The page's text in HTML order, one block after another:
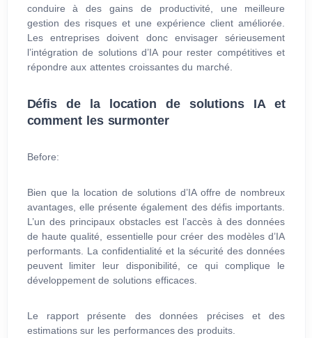
conduire à des gains de productivité, une meilleure
gestion des risques et une expérience client améliorée.
Les entreprises doivent donc envisager sérieusement
l’intégration de solutions d’IA pour rester compétitives et
répondre aux attentes croissantes du marché.
Défis de la location de solutions IA et
comment les surmonter
Before:
Bien que la location de solutions d’IA offre de nombreux
avantages, elle présente également des défis importants.
L’un des principaux obstacles est l’accès à des données
de haute qualité, essentielle pour créer des modèles d’IA
performants. La confidentialité et la sécurité des données
peuvent limiter leur disponibilité, ce qui complique le
développement de solutions efficaces.
Le rapport présente des données précises et des
estimations sur les performances des produits.